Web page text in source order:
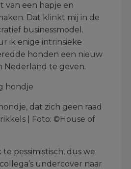
van een hapje en
Dat klinkt mij in de
businessmodel.
ik enige intrinsieke
honden een nieuw
Nederland te geven.
dat zich geen raad
| Foto: ©House of
te pessimistisch, dus we
undercover naar